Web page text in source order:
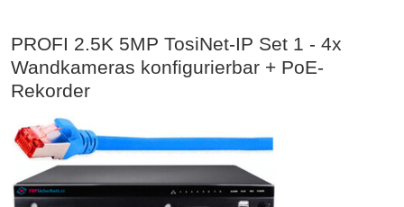
PROFI 2.5K 5MP TosiNet-IP Set 1 - 4x
Wandkameras konfigurierbar + PoE-
Rekorder